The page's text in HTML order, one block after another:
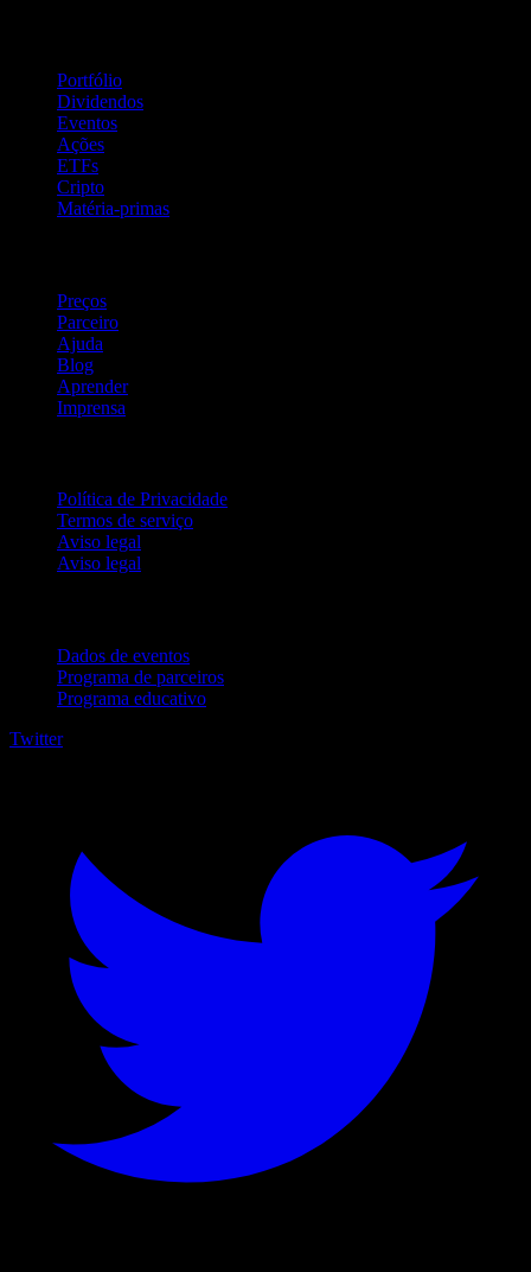
Portfólio
Dividendos
Eventos
Ações
ETFs
Cripto
Matéria-primas
Preços
Parceiro
Ajuda
Blog
Aprender
Imprensa
Política de Privacidade
Termos de serviço
Aviso legal
Aviso legal
Dados de eventos
Programa de parceiros
Programa educativo
Twitter